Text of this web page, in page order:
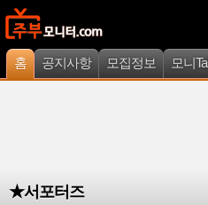
홈 공지사항 모집정보 모니
★서포터즈